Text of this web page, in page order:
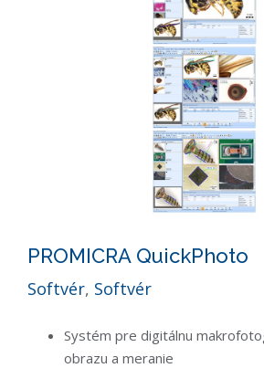
PROMICRA QuickPhoto
Softvér, Softvér
Systém pre digitálnu
obrazu a meranie